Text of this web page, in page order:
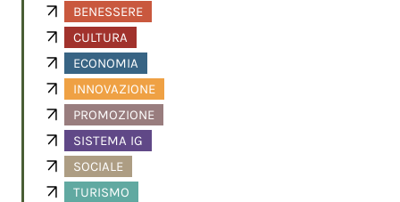
BENESSERE
CULTURA
ECONOMIA
INNOVAZIONE
PROMOZIONE
SISTEMA IG
SOCIALE
TURISMO